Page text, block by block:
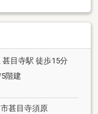
目寺駅 徒歩15分
階建
甚目寺須原